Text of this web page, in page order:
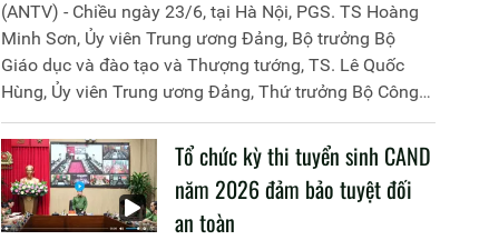
(ANTV) - Chiều ngày 23/6, tại Hà Nội, PGS. TS Hoàng
Minh Sơn, Ủy viên Trung ương Đảng, Bộ trưởng Bộ
Giáo dục và đào tạo và Thượng tướng, TS. Lê Quốc
Hùng, Ủy viên Trung ương Đảng, Thứ trưởng Bộ Công
an đã đồng chủ trì buổi làm việc với các đơn vị của 2
Bộ về một số nội dung liên quan đến công tác giáo dục
và đào tạo của lực lượng CAND.Tổ chức kỳ thi tuyển sinh CAND
năm 2026 đảm bảo tuyệt đối
an toàn